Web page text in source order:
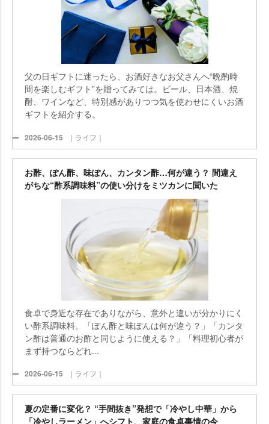
父の日ギフトに迷ったら、お酒好きなお父さんへ“晩酌時
間を楽しむギフト”を贈ってみては。ビール、日本酒、焼
酎、ワインなど、特別感がありつつ気を使わせにくいお酒
ギフトを紹介する。
2026-06-15 ｜ライフ｜
お酢、ぽん酢、味ぽん、カンタン酢…何が違う？ 間違え
がちな“酢系調味料”の使い分けをミツカンに聞いた
食卓で身近な存在でありながら、意外と違いが分かりにく
い酢系調味料。「ぽん酢と味ぽんは何が違う？」「カンタ
ン酢は普通のお酢と同じように使える？」「料理初心者が
まず持つならどれ...
2026-06-15 ｜ライフ｜
夏の定番に変化？ “手間抜き”発想で「冷やし中華」から
「冷やしラーメン」へシフト、家庭の食卓事情の今